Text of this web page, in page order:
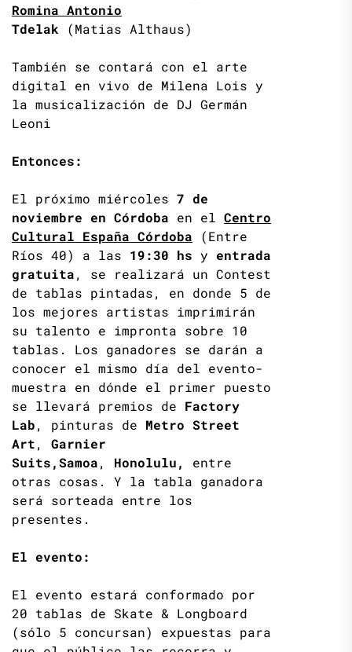
Romina Antonio
Tdelak (Matias Althaus)
También se contará con el arte
digital en vivo de Milena Lois y
la musicalización de DJ Germán
Leoni
Entonces:
El próximo miércoles 7 de
noviembre en Córdoba en el Centro
Cultural España Córdoba (Entre
Ríos 40) a las 19:30 hs y entrada
gratuita, se realizará un Contest
de tablas pintadas, en donde 5 de
los mejores artistas imprimirán
su talento e impronta sobre 10
tablas. Los ganadores se darán a
conocer el mismo día del evento-
muestra en dónde el primer puesto
se llevará premios de Factory
Lab, pinturas de Metro Street
Art, Garnier
Suits,Samoa, Honolulu,
entre
otras cosas. Y la tabla ganadora
será sorteada entre los
presentes.
El evento:
El evento estará conformado por
20 tablas de Skate & Longboard
(sólo 5 concursan) expuestas para